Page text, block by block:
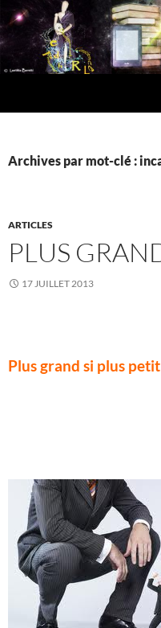
Aller
au
contenu
Archives par mot-clé :
ARTICLES
PLUS
17 JUILLET 2013
Plus grand si plus petit